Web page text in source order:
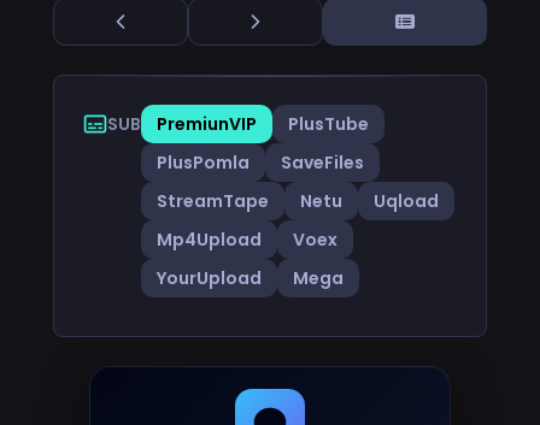
SUB PremiunVIP
PlusTube
PlusPomla
SaveFiles
StreamTape
Netu
Uqload
Mp4Upload
Voex
YourUpload
Mega